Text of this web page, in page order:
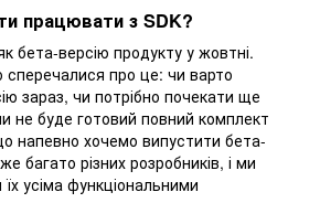
працювати з SDK?
бета-версію продукту у жовтні.
сперечалися про це: чи варто
зараз, чи потрібно почекати ще
не буде готовий повний комплект
напевно хочемо випустити бета-
багато різних розробників, і ми
усіма функціональними